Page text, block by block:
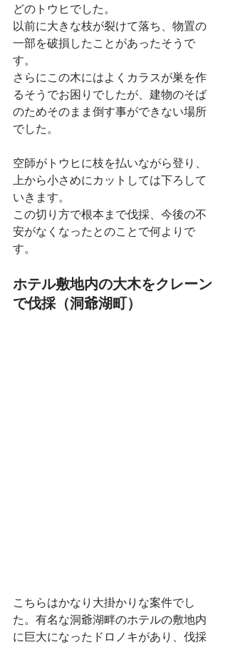
どのトウヒでした。
以前に大きな枝が裂けて落ち、物置の
一部を破損したことがあったそうで
す。
さらにこの木にはよくカラスが巣を作
るそうでお困りでしたが、建物のそば
のためそのまま倒す事ができない場所
でした。
空師がトウヒに枝を払いながら登り、
上から小さめにカットしては下ろして
いきます。
この切り方で根本まで伐採、今後の不
安がなくなったとのことで何よりで
す。
ホテル敷地内の大木をクレーン
で伐採（洞爺湖町）
こちらはかなり大掛かりな案件でし
た。有名な洞爺湖畔のホテルの敷地内
に巨大になったドロノキがあり、伐採